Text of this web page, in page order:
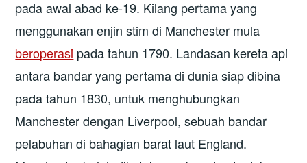
pada awal abad ke-19. Kilang pertama yang
menggunakan enjin stim di Manchester mula
beroperasi pada tahun 1790. Landasan kereta api
antara bandar yang pertama di dunia siap dibina
pada tahun 1830, untuk menghubungkan
Manchester dengan Liverpool, sebuah bandar
pelabuhan di bahagian barat laut England.